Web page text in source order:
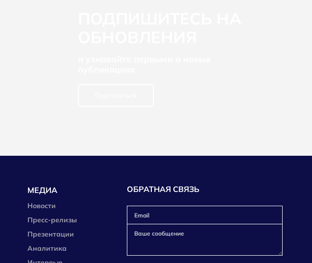
МЕДИА
Новости
Пресс-релизы
Презентации
Аналитика
ОБРАТНАЯ СВЯЗЬ